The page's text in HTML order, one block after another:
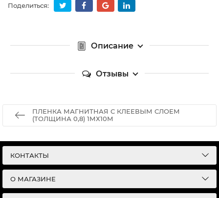
Поделиться:
Описание
Отзывы
ПЛЕНКА МАГНИТНАЯ С КЛЕЕВЫМ СЛОЕМ
(ТОЛЩИНА 0,8) 1МХ10М
КОНТАКТЫ
О МАГАЗИНЕ